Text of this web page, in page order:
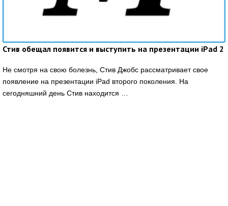
Стив обещал появится и выступить на презентации iPad 2
Не смотря на свою болезнь, Стив Джобс рассматривает свое
появление на презентации iPad второго поколения. На
сегодняшний день Стив находится …